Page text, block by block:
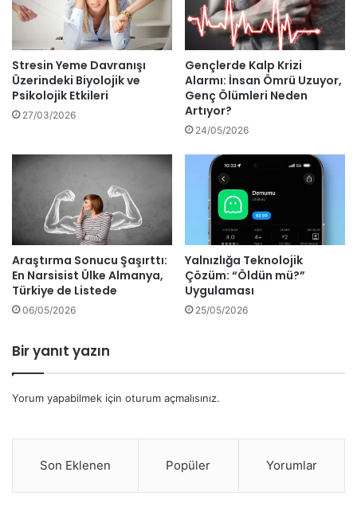
Stresin Yeme Davranışı
Üzerindeki Biyolojik ve
Psikolojik Etkileri
27/03/2026
Gençlerde Kalp Krizi
Alarmı: İnsan Ömrü Uzuyor,
Genç Ölümleri Neden
Artıyor?
24/05/2026
Araştırma Sonucu Şaşırttı:
En Narsisist Ülke Almanya,
Türkiye de Listede
06/05/2026
Yalnızlığa Teknolojik
Çözüm: “Öldün mü?”
Uygulaması
25/05/2026
Bir yanıt yazın
Yorum yapabilmek için oturum açmalısınız.
Son Eklenen Popüler Yorumlar